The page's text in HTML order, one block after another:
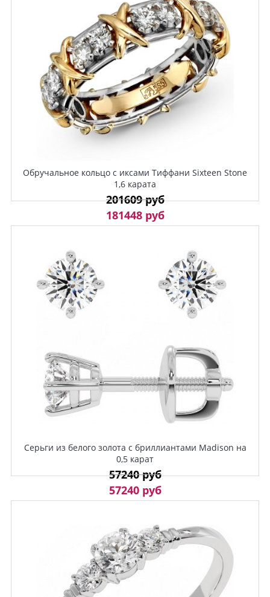
Обручальное кольцо с иксами Тиффани Sixteen Stone
1,6 карата
201609 руб
181448 руб
Серьги из белого золота с бриллиантами Madison на
0,5 карат
57240 руб
57240 руб